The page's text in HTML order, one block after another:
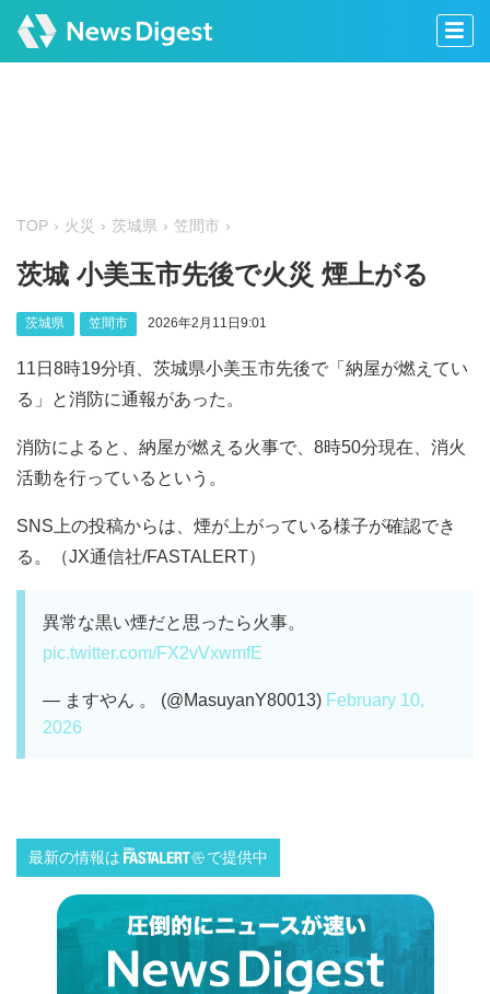
TOP 火災 茨城県 笠間市
茨城 小美玉市先後で火災 煙上がる
茨城県 笠間市 2026年2月11日9:01
11日8時19分頃、茨城県小美玉市先後で「納屋が燃えてい
る」と消防に通報があった。
消防によると、納屋が燃える火事で、8時50分現在、消火
活動を行っているという。
SNS上の投稿からは、煙が上がっている様子が確認でき
る。（JX通信社/FASTALERT）
異常な黒い煙だと思ったら火事。
pic.twitter.com/FX2vVxwmfE
— ますやん 。 (@MasuyanY80013) February 10,
2026
最新の情報は で提供中